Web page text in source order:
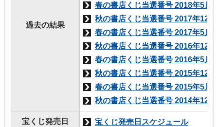
過去の結果
春の書店くじ当選番号 2018年5月
秋の書店くじ当選番号 2017年12月
春の書店くじ当選番号 2017年5月
秋の書店くじ当選番号 2016年12月
春の書店くじ当選番号 2016年5月
秋の書店くじ当選番号 2015年12月
春の書店くじ当選番号 2015年5月
秋の書店くじ当選番号 2014年12月
宝くじ発売日 宝くじ発売日スケジュール